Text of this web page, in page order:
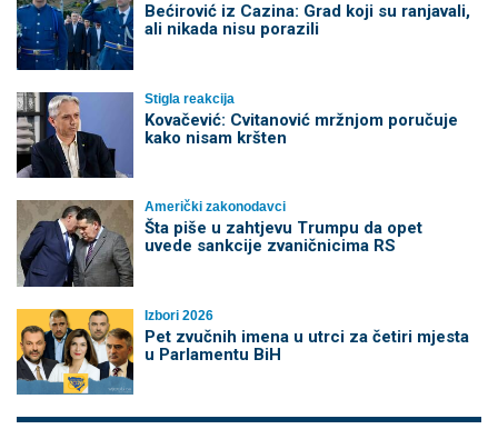
Bećirović iz Cazina: Grad koji su ranjavali,
ali nikada nisu porazili
Stigla reakcija
Kovačević: Cvitanović mržnjom poručuje
kako nisam kršten
Američki zakonodavci
Šta piše u zahtjevu Trumpu da opet
uvede sankcije zvaničnicima RS
Izbori 2026
Pet zvučnih imena u utrci za četiri mjesta
u Parlamentu BiH